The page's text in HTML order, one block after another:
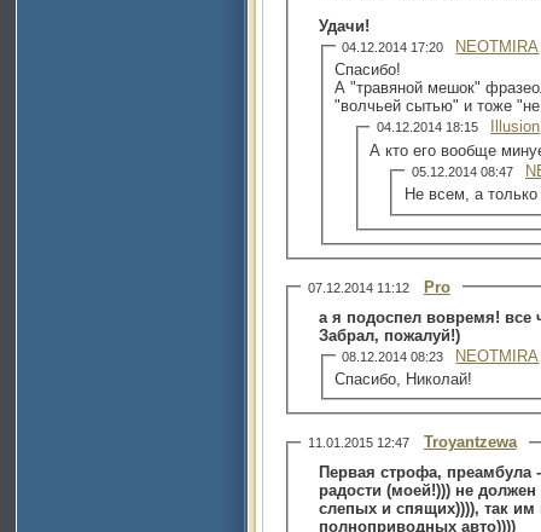
Удачи!
04.12.2014 17:20
NEOTMIRA
Спасибо!
А "травяной мешок"
"волчьей сытью" и тоже
04.12.2014 18:15
Illusion
А кто его вообще
05.12.2014 08:47
Не всем, а
07.12.2014 11:12
Pro
а я подоспел вовремя! все
Забрал, пожалуй!)
08.12.2014 08:23
NEOTMIRA
Спасибо, Николай!
11.01.2015 12:47
Troyantzewa
Первая строфа, преамбула
радости (моей!))) не должен
слепых и спящих)))), так
полноприводных авто))))